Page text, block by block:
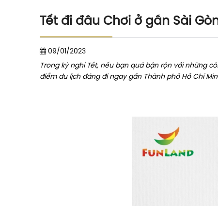
Tết đi đâu Chơi ở gần Sài
09/01/2023
Trong kỳ nghỉ Tết, nếu bạn quá bận rộn với những
điểm du lịch đáng đi ngay gần Thành phố Hồ Chí